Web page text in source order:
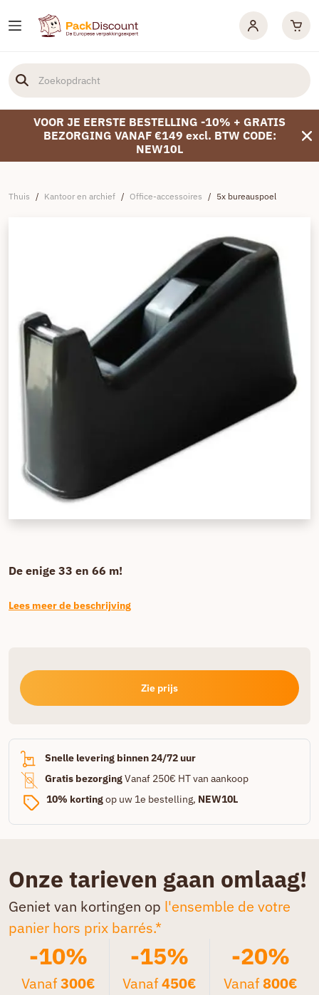
VOOR JE EERSTE BESTELLING -10% + GRATIS
BEZORGING VANAF €149 excl. BTW CODE:
NEW10L
Thuis / Kantoor en archief / Office-accessoires / 5x bureauspoel
De enige 33 en 66 m!
Lees meer de beschrijving
Zie prijs
Snelle levering binnen 24/72 uur
Gratis bezorgingVanaf 250€ HT van aankoop
10% kortingop uw 1e bestelling, NEW10L
Onze tarieven gaan omlaag!
Geniet van kortingen op l'ensemble de votre
panier hors prix barrés.*
-10%
Vanaf300€
-15%
Vanaf450€
-20%
Vanaf800€